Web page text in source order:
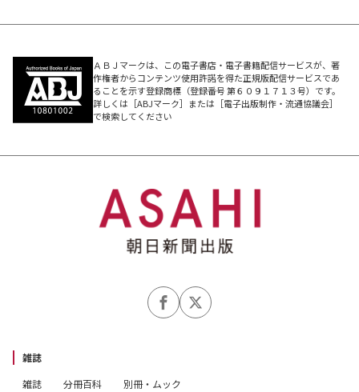
ＡＢＪマークは、この電子書店・電子書籍配信サービスが、著
作権者からコンテンツ使用許諾を得た正規版配信サービスであ
ることを示す登録商標（登録番号 第６０９１７１３号）です。
詳しくは［ABJマーク］または［電子出版制作・流通協議会］
で検索してください
雑誌
雑誌
分冊百科 別冊・ムック